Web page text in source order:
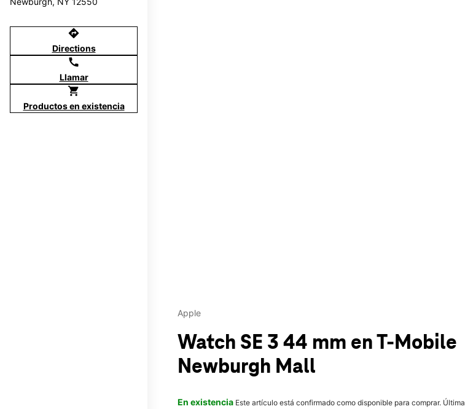
directions
Directions
call
Llamar
shopping_cart
Productos en existencia
Apple
Watch SE 3 44 mm en T-Mobile
Newburgh Mall
En existencia Este artículo está confirmado como disponible para comprar. Última